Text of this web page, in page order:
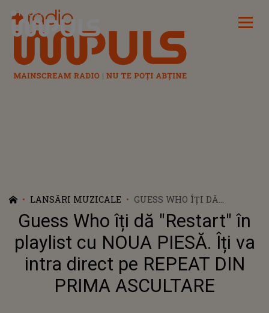
Radio Impuls
LANSĂRI MUZICALE
GUESS WHO ÎȚI DĂ
"RESTART" ÎN PLAYLIST CU
NOUA PIESĂ. ÎȚI VA INTRA
DIRECT PE REPEAT DIN
PRIMA ASCULTARE
Guess Who îți dă "Restart" în
playlist cu NOUA PIESĂ. Îți va
intra direct pe REPEAT DIN
PRIMA ASCULTARE